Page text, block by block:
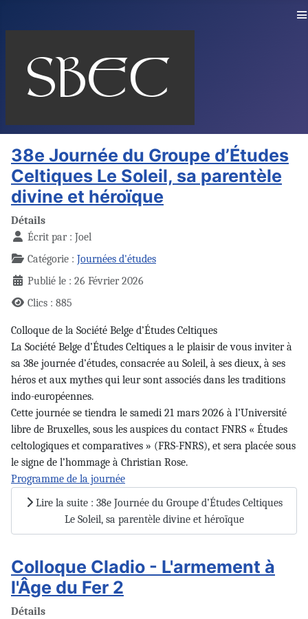
≡
38e Journée du Groupe d’Études
Celtiques Le Soleil, sa parentèle
divine et héroïque
Détails
Écrit par : Joel
Catégorie : Journées d'études
Publié le : 26 Février 2026
Clics : 885
Colloque de la Société Belge d’Études Celtiques
La Société Belge d’Études Celtiques a le plaisir de vous inviter à
sa 38e journée d’études, consacrée au Soleil, à ses dieux, à ses
héros et aux mythes qui leur sont associés dans les traditions
indo-européennes.
Cette journée se tiendra le samedi 21 mars 2026 à l’Université
libre de Bruxelles, sous les auspices du contact FNRS « Études
celtologiques et comparatives » (FRS-FNRS), et sera placée sous
le signe de l’hommage à Christian Rose.
Programme de la journée
Lire la suite : 38e Journée du Groupe d’Études Celtiques
Le Soleil, sa parentèle divine et héroïque
Colloque Cladio - L'armement à
l'Âge du Fer 2
Détails